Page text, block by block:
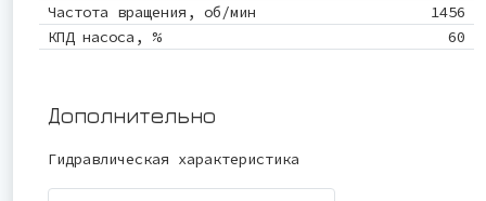
Частота вращения, об/мин
1456
КПД насоса, %
60
Дополнительно
Гидравлическая характеристика